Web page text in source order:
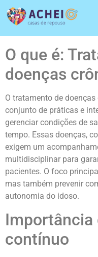
O que é:
doenças
O tratamento de
conjunto de práticas e
gerenciar condições de
tempo. Essas doenças,
exigem um
multidisciplinar para
pacientes. O foco
mas também prevenir
autonomia do idoso.
Importância
contínuo